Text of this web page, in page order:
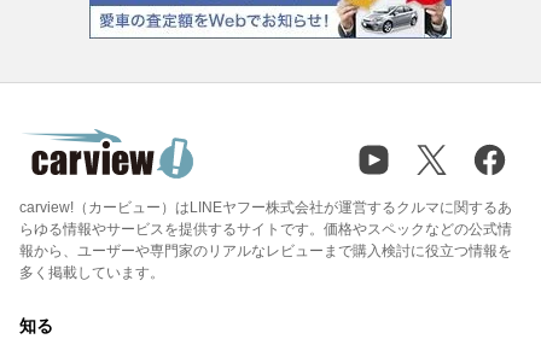
carview!（カービュー）はLINEヤフー株式会社が運営するクルマに関するあ
らゆる情報やサービスを提供するサイトです。価格やスペックなどの公式情
報から、ユーザーや専門家のリアルなレビューまで購入検討に役立つ情報を
多く掲載しています。
知る